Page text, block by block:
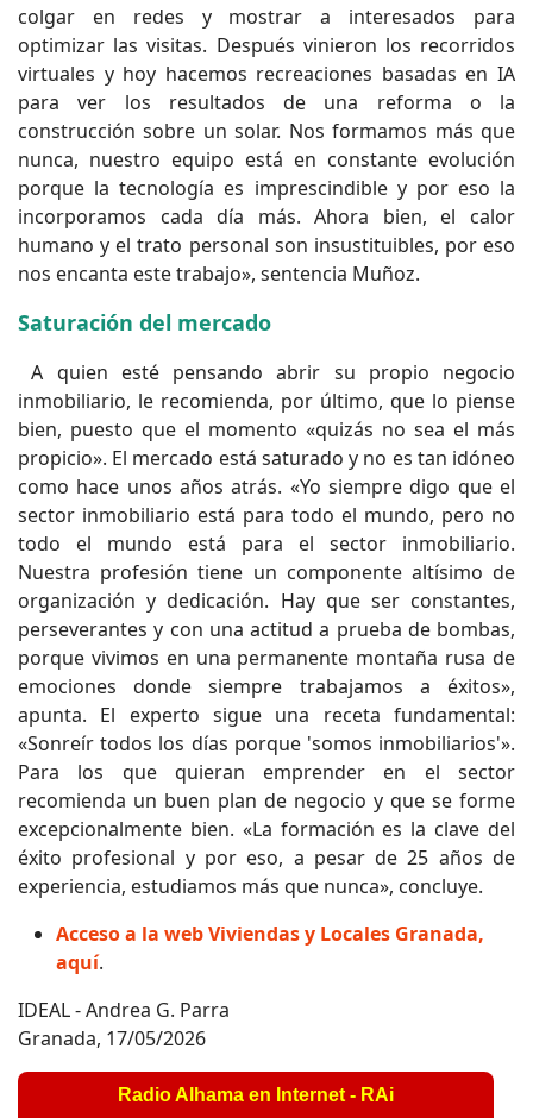
colgar en redes y mostrar a interesados para
optimizar las visitas. Después vinieron los recorridos
virtuales y hoy hacemos recreaciones basadas en IA
para ver los resultados de una reforma o la
construcción sobre un solar. Nos formamos más que
nunca, nuestro equipo está en constante evolución
porque la tecnología es imprescindible y por eso la
incorporamos cada día más. Ahora bien, el calor
humano y el trato personal son insustituibles, por eso
nos encanta este trabajo», sentencia Muñoz.
Saturación del mercado
A quien esté pensando abrir su propio negocio
inmobiliario, le recomienda, por último, que lo piense
bien, puesto que el momento «quizás no sea el más
propicio». El mercado está saturado y no es tan idóneo
como hace unos años atrás. «Yo siempre digo que el
sector inmobiliario está para todo el mundo, pero no
todo el mundo está para el sector inmobiliario.
Nuestra profesión tiene un componente altísimo de
organización y dedicación. Hay que ser constantes,
perseverantes y con una actitud a prueba de bombas,
porque vivimos en una permanente montaña rusa de
emociones donde siempre trabajamos a éxitos»,
apunta. El experto sigue una receta fundamental:
«Sonreír todos los días porque 'somos inmobiliarios'».
Para los que quieran emprender en el sector
recomienda un buen plan de negocio y que se forme
excepcionalmente bien. «La formación es la clave del
éxito profesional y por eso, a pesar de 25 años de
experiencia, estudiamos más que nunca», concluye.
Acceso a la web Viviendas y Locales Granada,
aquí.
IDEAL - Andrea G. Parra
Granada, 17/05/2026
Radio Alhama en Internet - RAi